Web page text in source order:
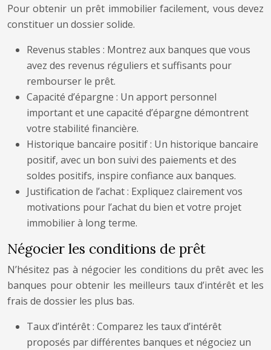
Pour obtenir un prêt immobilier facilement, vous devez
constituer un dossier solide.
Revenus stables : Montrez aux banques que vous
avez des revenus réguliers et suffisants pour
rembourser le prêt.
Capacité d’épargne : Un apport personnel
important et une capacité d’épargne démontrent
votre stabilité financière.
Historique bancaire positif : Un historique bancaire
positif, avec un bon suivi des paiements et des
soldes positifs, inspire confiance aux banques.
Justification de l’achat : Expliquez clairement vos
motivations pour l’achat du bien et votre projet
immobilier à long terme.
Négocier les conditions de prêt
N’hésitez pas à négocier les conditions du prêt avec les
banques pour obtenir les meilleurs taux d’intérêt et les
frais de dossier les plus bas.
Taux d’intérêt : Comparez les taux d’intérêt
proposés par différentes banques et négociez un